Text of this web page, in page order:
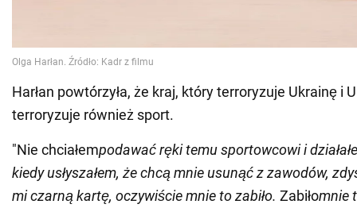
Harłan powtórzyła, że kraj, który terroryzuje Ukrainę i
terroryzuje również sport.
"Nie chciałempodawać ręki temu sportowcowi i
kiedy usłyszałem, że chcą mnie usunąć z zawodów,
mi czarną kartę, oczywiście mnie to zabiło. Zabiłomnie